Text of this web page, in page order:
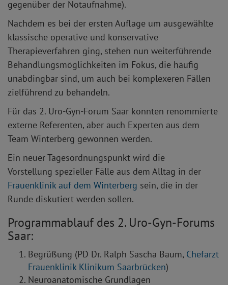
gegenüber der Notaufnahme).
Nachdem es bei der ersten Auflage um ausgewählte
klassische operative und konservative
Therapieverfahren ging, stehen nun weiterführende
Behandlungsmöglichkeiten im Fokus, die häufig
unabdingbar sind, um auch bei komplexeren Fällen
zielführend zu behandeln.
Für das 2. Uro-Gyn-Forum Saar konnten renommierte
externe Referenten, aber auch Experten aus dem
Team Winterberg gewonnen werden.
Ein neuer Tagesordnungspunkt wird die
Vorstellung spezieller Fälle aus dem Alltag in der
Frauenklinik auf dem Winterberg sein, die in der
Runde diskutiert werden sollen.
Programmablauf des 2. Uro-Gyn-Forums
Saar:
Begrüßung (PD Dr. Ralph Sascha Baum, Chefarzt
Frauenklinik Klinikum Saarbrücken)
Neuroanatomische Grundlagen